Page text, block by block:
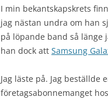
I min bekantskapskrets
jag nästan undra om han
på löpande band så länge
han dock att Samsung
Jag läste på. Jag beställde
företagsabonnemanget